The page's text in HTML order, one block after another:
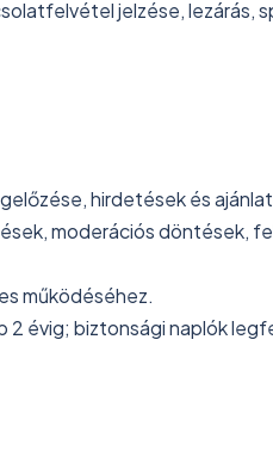
jelzése, lezárás,
hirdetések és
moderációs döntések,
működéséhez.
évig; biztonsági naplók